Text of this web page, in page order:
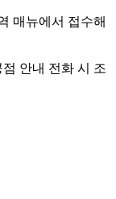
매뉴에서 접수해
안내 전화 시 조